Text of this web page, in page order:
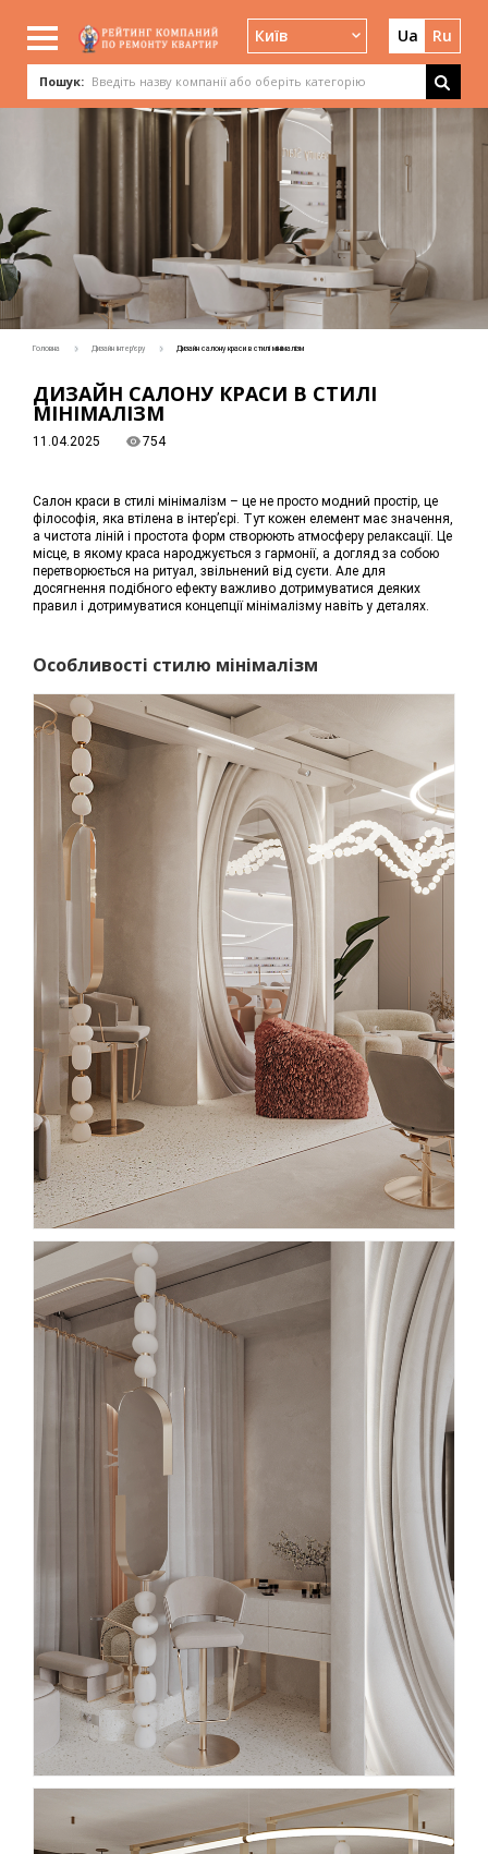
Київ Ua Ru
Пошук:
Головна Дизайн інтер'єру Дизайн салону краси в стилі мінімалізм
ДИЗАЙН САЛОНУ КРАСИ В СТИЛІ
МІНІМАЛІЗМ
11.04.2025 754
Салон краси в стилі мінімалізм – це не просто модний простір, це
філософія, яка втілена в інтер’єрі. Тут кожен елемент має значення,
а чистота ліній і простота форм створюють атмосферу релаксації. Це
місце, в якому краса народжується з гармонії, а догляд за собою
перетворюється на ритуал, звільнений від суєти. Але для
досягнення подібного ефекту важливо дотримуватися деяких
правил і дотримуватися концепції мінімалізму навіть у деталях.
Особливості стилю мінімалізм